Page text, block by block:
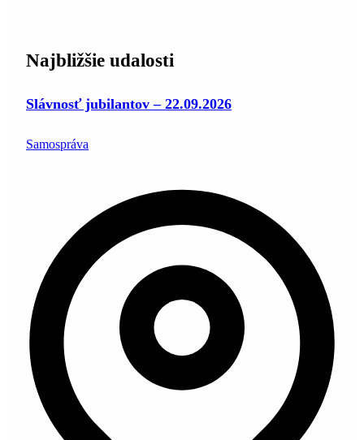
Najbližšie udalosti
Slávnosť jubilantov – 22.09.2026
Samospráva